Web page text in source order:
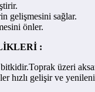
gelişmesini sağlar.
önler.
:
üzeri
hızlı gelişir ve